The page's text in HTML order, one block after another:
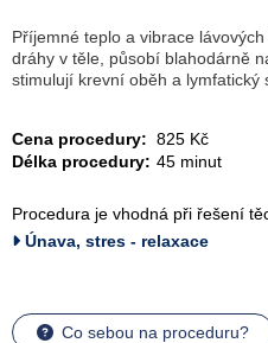
Příjemné teplo a vibrace
dráhy v těle, působí blahodárně
stimulují krevní oběh a lymfatický
Cena procedury: 825 Kč
Délka procedury: 45 minut
Procedura je vhodná při řešení
Únava, stres - relaxace
Co sebou na proceduru?